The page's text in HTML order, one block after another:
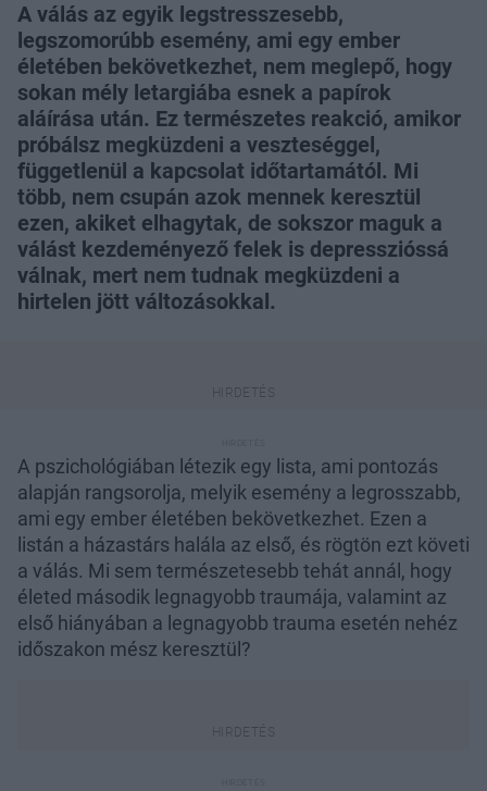
A válás az egyik legstresszesebb,
legszomorúbb esemény, ami egy ember
életében bekövetkezhet, nem meglepő, hogy
sokan mély letargiába esnek a papírok
aláírása után. Ez természetes reakció, amikor
próbálsz megküzdeni a veszteséggel,
függetlenül a kapcsolat időtartamától. Mi
több, nem csupán azok mennek keresztül
ezen, akiket elhagytak, de sokszor maguk a
válást kezdeményező felek is depresszióssá
válnak, mert nem tudnak megküzdeni a
hirtelen jött változásokkal.
A pszichológiában létezik egy lista, ami pontozás
alapján rangsorolja, melyik esemény a legrosszabb,
ami egy ember életében bekövetkezhet. Ezen a
listán a házastárs halála az első, és rögtön ezt követi
a válás. Mi sem természetesebb tehát annál, hogy
életed második legnagyobb traumája, valamint az
első hiányában a legnagyobb trauma esetén nehéz
időszakon mész keresztül?